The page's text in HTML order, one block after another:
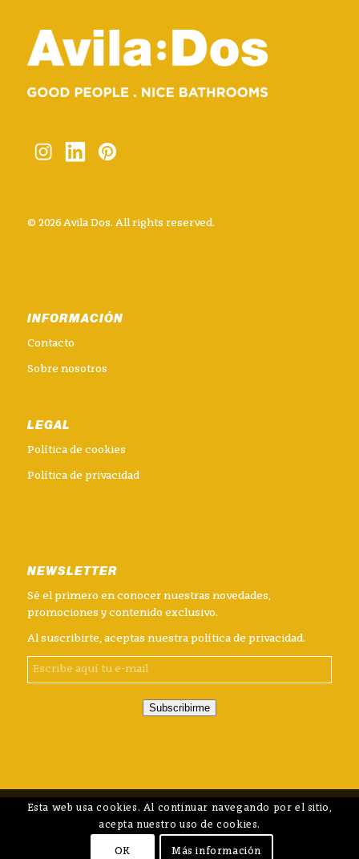
© 2026 Avila Dos. All rights reserved.
INFORMACIÓN
Contacto
Sobre nosotros
LEGAL
Política de cookies
Política de privacidad
NEWSLETTER
Sé el primero en conocer nuestras novedades,
promociones y contenido exclusivo.
Al suscribirte, aceptas nuestra política de privacidad.
Subscribirme
Esta web usa cookies. Al continuar navegando por el sitio,
acepta nuestro uso de cookies.
OK Más información